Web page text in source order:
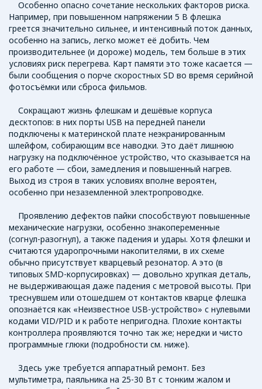
Особенно опасно сочетание нескольких факторов риска.
Например, при повышенном напряжении 5 В флешка
греется значительно сильнее, и интенсивный поток данных,
особенно на запись, легко может её добить. Чем
производительнее (и дороже) модель, тем больше в этих
условиях риск перегрева. Карт памяти это тоже касается —
были сообщения о порче скоростных SD во время серийной
фотосъёмки или сброса фильмов.
Сокращают жизнь флешкам и дешёвые корпуса
десктопов: в них порты USB на передней панели
подключены к материнской плате неэкранированным
шлейфом, собирающим все наводки. Это даёт лишнюю
нагрузку на подключённое устройство, что сказывается на
его работе — сбои, замедления и повышенный нагрев.
Выход из строя в таких условиях вполне вероятен,
особенно при незаземленной электропроводке.
Проявлению дефектов пайки способствуют повышенные
механические нагрузки, особенно знакопеременные
(согнул-разогнул), а также падения и удары. Хотя флешки и
считаются ударопрочными накопителями, в их схеме
обычно присутствует кварцевый резонатор. А это (в
типовых SMD-корпусировках) — довольно хрупкая деталь,
не выдерживающая даже падения с метровой высоты. При
треснувшем или отошедшем от контактов кварце флешка
опознаётся как «Неизвестное USB-устройство» с нулевыми
кодами VID/PID и к работе непригодна. Плохие контакты
контроллера проявляются точно так же; нередки и чисто
программные глюки (подробности см. ниже).
Здесь уже требуется аппаратный ремонт. Без
мультиметра, паяльника на 25-30 Вт с тонким жалом и